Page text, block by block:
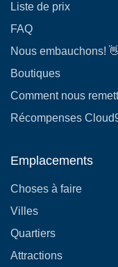
Liste de prix
FAQ
Nous embauchons!
Boutiques
Comment nous
Récompenses
Emplacements
Choses à faire
Villes
Quartiers
Attractions